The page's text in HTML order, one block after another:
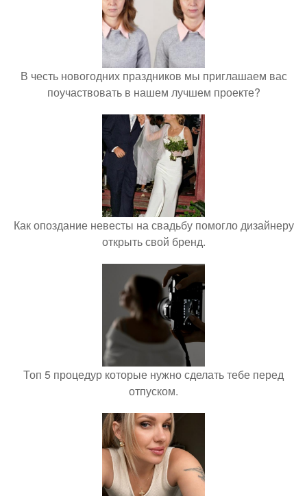
В честь новогодних праздников мы приглашаем вас
поучаствовать в нашем лучшем проекте?
Как опоздание невесты на свадьбу помогло дизайнеру
открыть свой бренд.
Топ 5 процедур которые нужно сделать тебе перед
отпуском.